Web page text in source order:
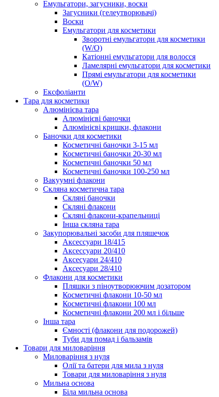
Емульгатори, загусники, воски
Загусники (гелеутворювачі)
Воски
Емульгатори для косметики
Зворотні емульгатори для косметики
(W/O)
Катіонні емульгатори для волосся
Ламелярні емульгатори для косметики
Прямі емульгатори для косметики
(O/W)
Ексфоліанти
Тара для косметики
Алюмінієва тара
Алюмінієві баночки
Алюмінієві кришки, флакони
Баночки для косметики
Косметичні баночки 3-15 мл
Косметичні баночки 20-30 мл
Косметичні баночки 50 мл
Косметичні баночки 100-250 мл
Вакуумні флакони
Скляна косметична тара
Скляні баночки
Скляні флакони
Скляні флакони-крапельниці
Інша скляна тара
Закупорювальні засоби для пляшечок
Аксессуари 18/415
Аксессуари 20/410
Аксесуари 24/410
Аксесуари 28/410
Флакони для косметики
Пляшки з піноутворюючим дозатором
Косметичні флакони 10-50 мл
Косметичні флакони 100 мл
Косметичні флакони 200 мл і більше
Інша тара
Ємності (флакони для подорожей)
Туби для помад і бальзамів
Товари для миловаріння
Миловаріння з нуля
Олії та батери для мила з нуля
Товари для миловаріння з нуля
Мильна основа
Біла мильна основа